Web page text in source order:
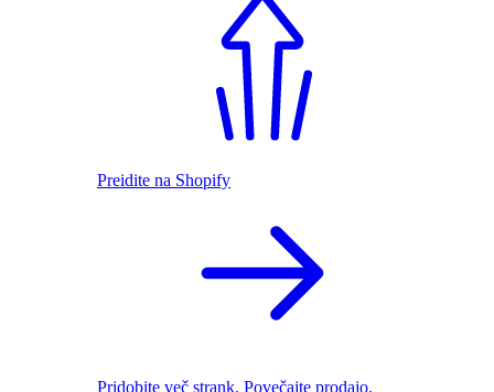
Preidite na Shopify
Pridobite več strank. Povečajte prodajo.